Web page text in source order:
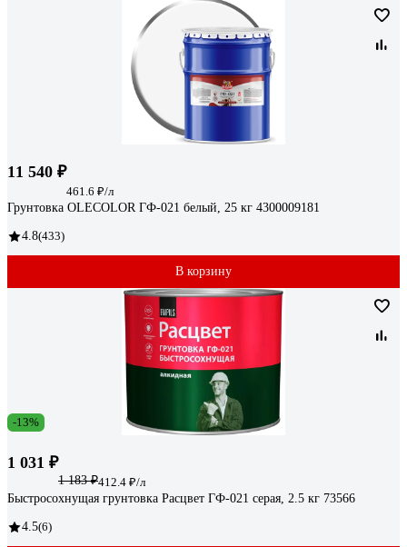
11 540 ₽
461.6 ₽/л
Грунтовка OLECOLOR ГФ-021 белый, 25 кг 4300009181
4.8(433)
В корзину
-13%
1 031 ₽
1 183 ₽412.4 ₽/л
Быстросохнущая грунтовка Расцвет ГФ-021 серая, 2.5 кг 73566
4.5(6)